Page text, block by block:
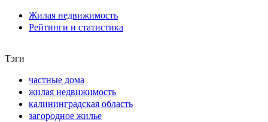
Жилая недвижимость
Рейтинги и статистика
Тэги
частные дома
жилая недвижимость
калининградская область
загородное жилье